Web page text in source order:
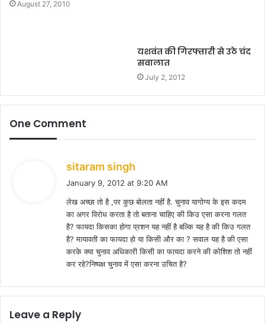
August 27, 2010
यशवंत की गिरफ्तारी से उठे चंद
सवालात
July 2, 2012
One Comment
sitaram singh
s
:
January 9, 2012 at 9:20 AM
लेख अच्छा तो है ,पर कुछ बोलता नहीं है. चुनाव यागोग्य के इस कदम
का अगर विरोध करता है तो बताना चाहिए की किउ एसा करना गलत
है? फायदा किसका होगा प्रशन यह नहीं है बल्कि यह है की किउ गलत
है? मायावती का फायदा हो या किसी और का ? सवाल यह है की एसा
करके क्या चुनाव अधिकारी किसी का फायदा करने की कोशिश तो नहीं
कर रहे?निष्पक्ष चुनाव में एसा करना उचित है?
Leave a Reply